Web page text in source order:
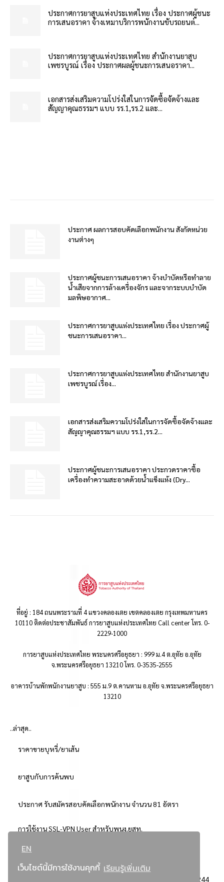
EN
เว็บไซต์นี้มีการใช้งานคุกกี้ เรียนรู้เพิ่มเติม
ประกาศการยาสูบแห่งประเทศไทย เรื่อง ประกาศผู้ชนะ
การเสนอราคา จ้างเหมาบริการพนักงานขับรถยนต์...
ประกาศการยาสูบแห่งประเทศไทย สำนักงานยาสูบ
เพชรบูรณ์ เรื่อง ประกาศผลผู้ชนะการเสนอราคา...
เอกสารส่งเสริมความโปร่งใสในการจัดซื้อจัดจ้างและ
สัญญาคุณธรรมฯ แบบ รร.1,รร.2 และ...
ประกาศ ผลการสอบคัดเลือกพนักงาน สังกัดหน่วย
งานต่างๆ
ประกาศผู้ชนะการเสนอราคา จ้างบำบัดหรือทำลาย
น้ำเสียจากการล้างเครื่องจักร และจากระบบบำบัด
มลพิษอากาศ...
ประกาศการยาสูบแห่งประเทศไทย เรื่อง ประกาศผู้
ชนะการเสนอราคา...
ประกาศการยาสูบแห่งประเทศไทย สำนักงานยาสูบ
เพชรบูรณ์ เรื่อง...
เอกสารส่งเสริมความโปร่งใสในการจัดซื้อจัดจ้างและ
สัญญาคุณธรรมฯ แบบ รร.1,รร.2...
ประกาศผู้ชนะการเสนอราคา ประกวดราคาซื้อ
เครื่องทำความสะอาดด้วยน้ำแข็งแห้ง (Dry...
ที่อยู่ : 184 ถนนพระรามที่ 4 แขวงคลองเตย เขตคลองเตย กรุงเทพมหานคร
10110 ติดต่อประชาสัมพันธ์ การยาสูบแห่งประเทศไทย Call center โทร. 0-
2229-1000
การยาสูบแห่งประเทศไทย พระนครศรีอยุธยา : 999 ม.4 ต.อุทัย อ.อุทัย
จ.พระนครศรีอยุธยา 13210 โทร. 0-3535-2555
อาคารบ้านพักพนักงานยาสูบ : 555 ม.9 ต.คานหาม อ.อุทัย จ.พระนครศรีอยุธยา
13210
..ล่าสุด..
ราคาขายบุหรี่/ยาเส้น
ยาสูบกับการค้นพบ
ประกาศ รับสมัครสอบคัดเลือกพนักงาน จำนวน 81 อัตรา
การใช้งาน SSL-VPN User สำหรับพนง.ยสท.
..ยอดนิยม..
3244